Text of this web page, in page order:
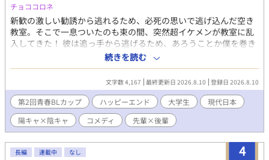
チョココロネ
新歓の激しい勧誘から逃れるため、必死の思いで逃げ込んだ空き
教室。そこで一息ついたのも束の間、突然超イケメンが教室に乱
入してきた！ 彼は追っ手から逃げるため、あろうことか僕を巻き
込んで教卓の下へと潜り込む。 狭い暗闇の中で重なる体温と息遣
い——。 だがしかし！ 彼が全力で逃げていた理由は、まさかのガ
チかくれんぼ(隠れ鬼)だった……！？ そうしてイケメン破天荒先
輩に捕まり、連行された「潜伏研究会」の部室。 そこにいたの
は、無駄にハイペックな変人や個性が爆発した部員たちばかりで
——！？ 「イケメンの無駄遣いにも程があるだろ！！！」 破天荒
陽キャイケメン攻め(先輩)×陰キャ童顔受け(後輩) ほぼコメディ
で、たまにシリアスが挟まる感じです！ 毎日投稿頑張ります！ コ
メント頂けると、とっても嬉しいです！♡
続きを読む
文字数 4,167 最終更新日 2026.8.10 登録日 2026.8.10
第2回青春BLカップ ハッピーエンド 大学生
現代日本
陽キャ×陰キャ
コメディ 先輩×後輩
4
長編 連載中 なし